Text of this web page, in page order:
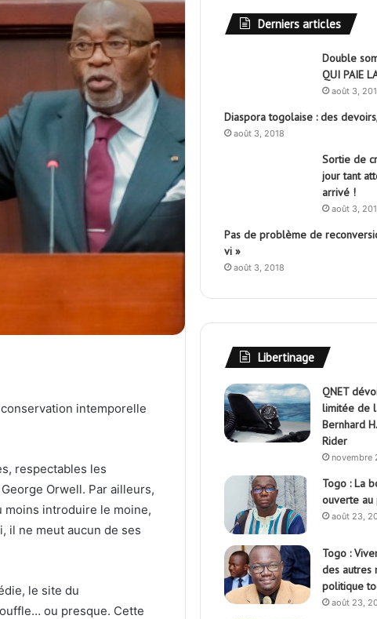
intemporelle
respectables les
Orwell. Par ailleurs,
moins introduire le moine,
il ne meut aucun de ses
le site du
ou presque. Cette
Derniers articles
Double
QUI PAIE
août 3,
Diaspora togolaise : des
août 3, 2018
Sortie de
jour tant
arrivé !
août 3,
Pas de problème de
vi »
août 3, 2018
Libertinage
QNET
limitée de
Bernhard
Rider
novembre
Togo : La
ouverte au
août 23,
Togo :
des autres
politique
août 23,